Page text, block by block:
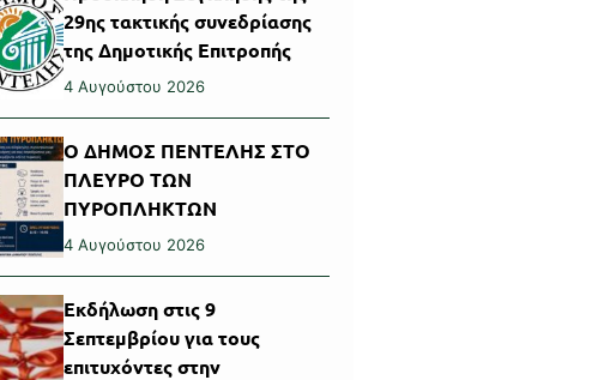
29ης τακτικής συνεδρίασης
της Δημοτικής Επιτροπής
4 Αυγούστου 2026
Ο ΔΗΜΟΣ ΠΕΝΤΕΛΗΣ ΣΤΟ
ΠΛΕΥΡΟ ΤΩΝ
ΠΥΡΟΠΛΗΚΤΩΝ
4 Αυγούστου 2026
Εκδήλωση στις 9
Σεπτεμβρίου για τους
επιτυχόντες στην